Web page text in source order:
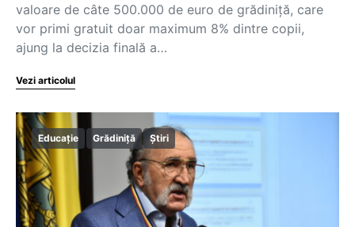
valoare de câte 500.000 de euro de grădiniță, care
vor primi gratuit doar maximum 8% dintre copii,
ajung la decizia finală a…
Vezi articolul
Educație Grădiniță Știri